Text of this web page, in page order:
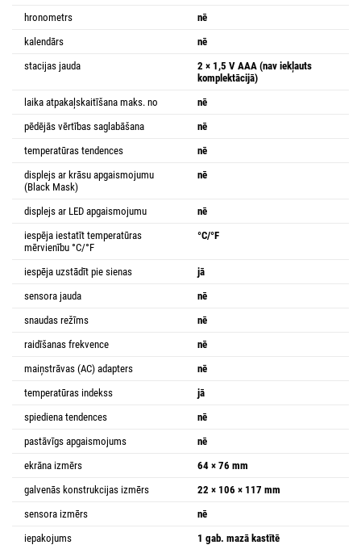
hronometrs
nē
kalendārs
nē
stacijas jauda
2 × 1,5 V AAA (nav iekļauts
komplektācijā)
laika atpakaļskaitīšana maks. no
nē
pēdējās vērtības saglabāšana
nē
temperatūras tendences
nē
displejs ar krāsu apgaismojumu
(Black Mask)
nē
displejs ar LED apgaismojumu
nē
iespēja iestatīt temperatūras
mērvienību °C/°F
°C/°F
iespēja uzstādīt pie sienas
jā
sensora jauda
nē
snaudas režīms
nē
raidīšanas frekvence
nē
maiņstrāvas (AC) adapters
nē
temperatūras indekss
jā
spiediena tendences
nē
pastāvīgs apgaismojums
nē
ekrāna izmērs
64 × 76 mm
galvenās konstrukcijas izmērs
22 × 106 × 117 mm
sensora izmērs
nē
iepakojums
1 gab. mazā kastītē